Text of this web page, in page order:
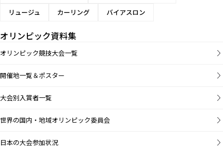
リュージュ
カーリング バイアスロン
オリンピック資料集
オリンピック競技大会一覧
開催地一覧＆ポスター
大会別入賞者一覧
世界の国内・地域オリンピック委員会
日本の大会参加状況